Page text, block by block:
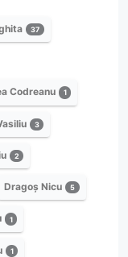
37
Codreanu 1
3
2
Dragoș Nicu 5
1
1